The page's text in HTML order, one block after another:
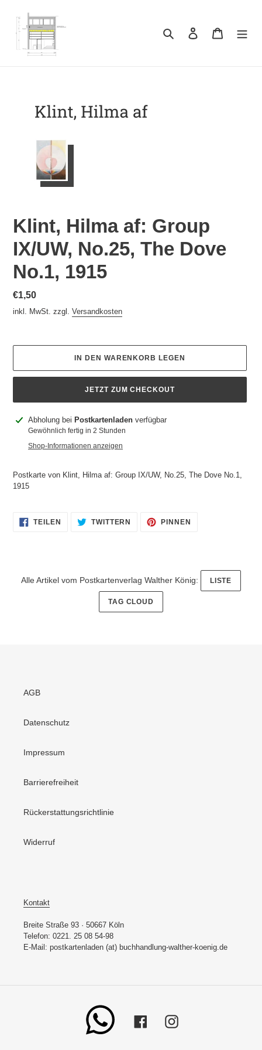
Inhalt
Suchen Einloggen
Klint, Hilma af: Group
IX/UW, No.25, The Dove
No.1, 1915
Normaler
Preis
€1,50
inkl. MwSt. zzgl. Versandkosten
IN DEN WARENKORB LEGEN
JETZT ZUM CHECKOUT
ProduktAbholung bei Postkartenladen verfügbar
Gewöhnlich fertig in 2 Stunden
Shop-Informationen anzeigen
Postkarte von Klint, Hilma af: Group IX/UW, No.25, The Dove No.1,
1915
TEILEN
FACEBOOK
TWITTERN AUF
TWITTER
PINNEN
Alle Artikel vom Postkartenverlag Walther König: LISTE
TAG CLOUD
AGB
Datenschutz
Impressum
Barrierefreiheit
Rückerstattungsrichtlinie
Widerruf
Kontakt
Breite Straße 93 · 50667 Köln
Telefon: 0221. 25 08 54-98
E-Mail: postkartenladen (at) buchhandlung-walther-koenig.de
FacebookInstagram